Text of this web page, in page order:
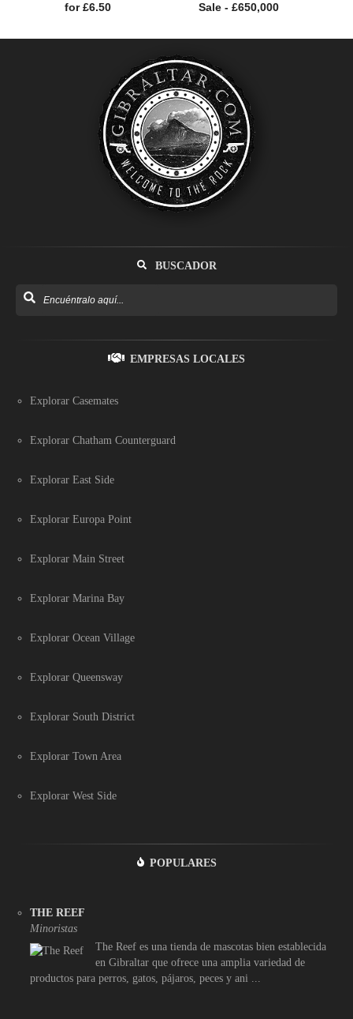
for £6.50
Sale - £650,000
BUSCADOR
EMPRESAS LOCALES
Explorar Casemates
Explorar Chatham Counterguard
Explorar East Side
Explorar Europa Point
Explorar Main Street
Explorar Marina Bay
Explorar Ocean Village
Explorar Queensway
Explorar South District
Explorar Town Area
Explorar West Side
POPULARES
THE REEF
Minoristas
The Reef es una tienda de mascotas bien establecida
en Gibraltar que ofrece una amplia variedad de
productos para perros, gatos, pájaros, peces y ani ...